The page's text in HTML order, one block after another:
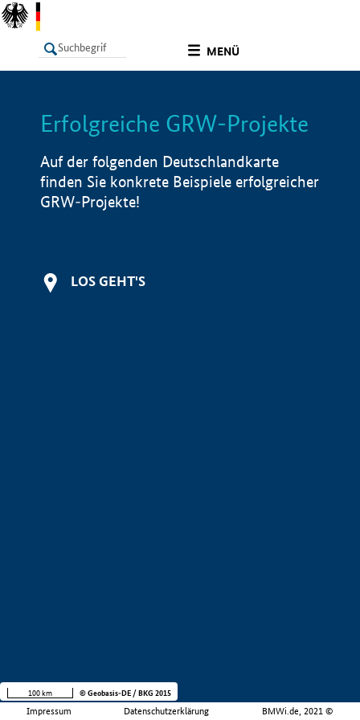
MENÜ
LISTE Info
Erfolgreiche GRW-Projekte
Auf der folgenden Deutschlandkarte
finden Sie konkrete Beispiele erfolgreicher
GRW-Projekte!
LOS GEHT'S
Impressum Datenschutzerklärung BMWi.de, 2021 ©
100 km © Geobasis-DE / BKG 2015